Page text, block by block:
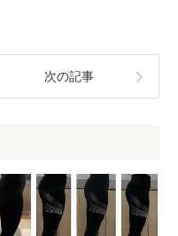
次の記事